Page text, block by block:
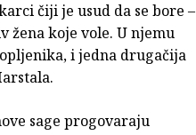
čiji je usud da se bore –
koje vole. U njemu
i jedna drugačija
sage progovaraju